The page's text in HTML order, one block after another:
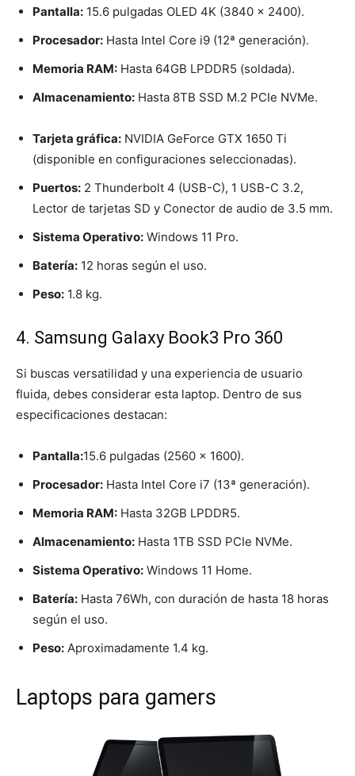
Pantalla: 15.6 pulgadas OLED 4K (3840 x 2400).
Procesador: Hasta Intel Core i9 (12ª generación).
Memoria RAM: Hasta 64GB LPDDR5 (soldada).
Almacenamiento: Hasta 8TB SSD M.2 PCIe NVMe.
Tarjeta gráfica: NVIDIA GeForce GTX 1650 Ti
(disponible en configuraciones seleccionadas).
Puertos: 2 Thunderbolt 4 (USB-C), 1 USB-C 3.2,
Lector de tarjetas SD y Conector de audio de 3.5 mm.
Sistema Operativo: Windows 11 Pro.
Batería: 12 horas según el uso.
Peso: 1.8 kg.
4. Samsung Galaxy Book3 Pro 360
Si buscas versatilidad y una experiencia de usuario
fluida, debes considerar esta laptop. Dentro de sus
especificaciones destacan:
Pantalla:15.6 pulgadas (2560 x 1600).
Procesador: Hasta Intel Core i7 (13ª generación).
Memoria RAM: Hasta 32GB LPDDR5.
Almacenamiento: Hasta 1TB SSD PCIe NVMe.
Sistema Operativo: Windows 11 Home.
Batería: Hasta 76Wh, con duración de hasta 18 horas
según el uso.
Peso: Aproximadamente 1.4 kg.
Laptops para gamers